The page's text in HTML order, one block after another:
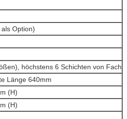
Option)
höchstens 6 Schichten von Fach
Länge 640mm
(H)
(H)